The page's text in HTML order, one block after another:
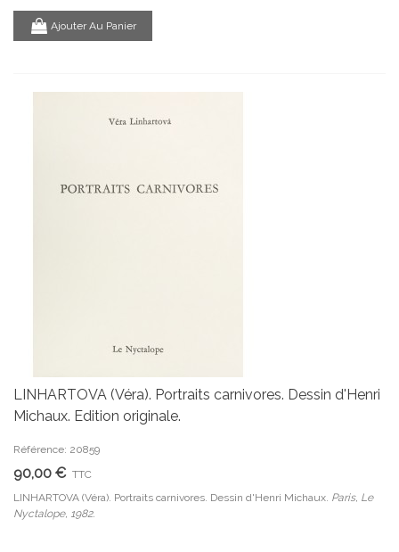
Ajouter Au Panier
LINHARTOVA (Véra). Portraits carnivores. Dessin d'Henri
Michaux. Edition originale.
Référence: 20859
90,00 € TTC
LINHARTOVA (Véra). Portraits carnivores. Dessin d'Henri Michaux. Paris, Le
Nyctalope, 1982.